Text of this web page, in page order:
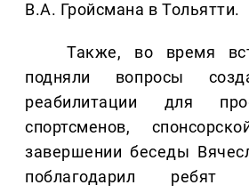
В.А. Гройсмана в Тольятти.
Также, во время
подняли вопросы
реабилитации для
спортсменов,
завершении беседы
поблагодарил